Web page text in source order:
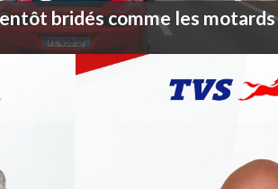
bridéscomme les motards